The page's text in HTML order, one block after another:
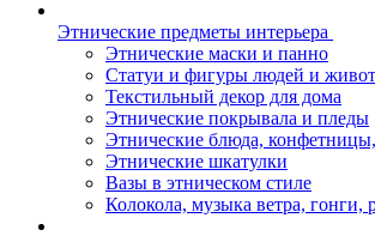
Этнические предметы интерьера
Этнические маски и панно
Статуи и фигуры людей и
Текстильный декор для дома
Этнические покрывала и пледы
Этнические блюда,
Этнические шкатулки
Вазы в этническом стиле
Колокола, музыка ветра, гонги,